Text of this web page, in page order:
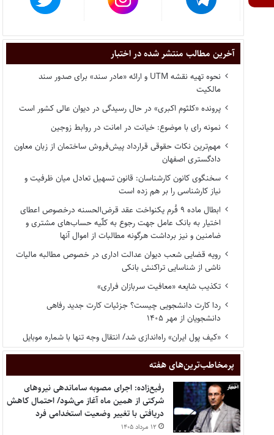
آخرین مطالب منتشر شده در اختبار
نحوه تهیه نقشه UTM و ارائه «مادر سند» برای صدور سند
مالکیت
پرونده «کلثوم اکبری» در حال رسیدگی در دیوان عالی کشور است
نمونه رای با موضوع: خیانت در امانت در روابط زوجین
مهم‌ترین نکات حقوقی قرارداد پیش‌فروش ساختمان از زبان معاون
دادگستری اصفهان
سخنگوی کانون کارشناسان: قانون تسهیل تعادل میان ظرفیت و
نیاز کارشناسی را بر هم زده است
ابطال ماده ۹ فُرم یکنواخت عقد قرض‌الحسنه درخصوص اعطای
اختیار به بانک عامل جهت رجوع به کلّیه حساب‌های مشتری و
ضامنین و نیز برداشت هرگونه مطالبات از اموال آنها
رویه قضایی شعب دیوان عدالت اداری در خصوص مطالبه مالیات
ناشی از شناسایی تراکنش بانکی
تکذیب شایعه «معافیت سربازان فراری»
ردا کارت دانشجویی چیست؟ جزئیات کارت جدید رفاهی
دانشجویان از مهر ۱۴۰۵
«کیف پول ایران» راه‌اندازی شد/ انتقال وجه تنها با شماره موبایل
پر‌مخاطب‌ترین‌های هفته
رفیع‌زاده: اجرای مصوبه ساماندهی نیروهای
شرکتی از همین ماه آغاز می‌شود/ احتمال کاهش
دریافتی با تغییر وضعیت استخدامی فرد
۱۲ مرداد ۱۴۰۵